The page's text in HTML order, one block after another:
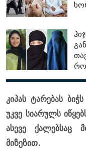
კიპას ტარებას
უკვე სიარულს
ასევე ქალებსაც
მიზეზით.